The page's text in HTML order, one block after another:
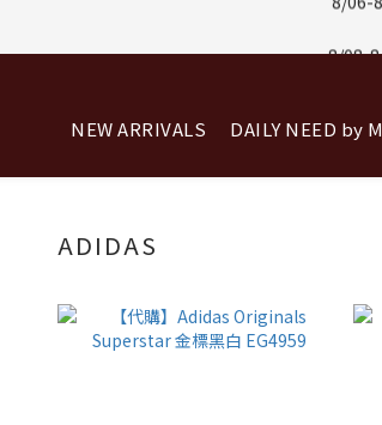
NEW ARRIVALS DAILY NEED by M
ADIDAS